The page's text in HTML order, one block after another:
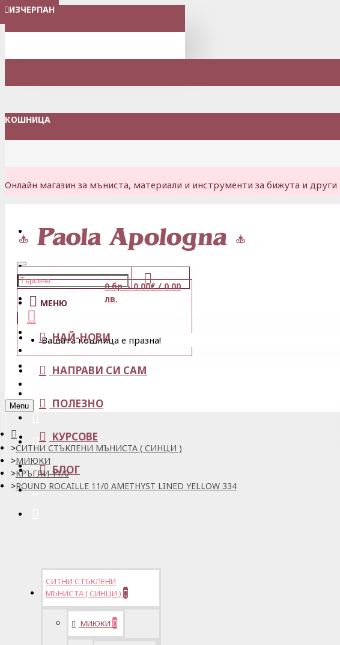
МЕНЮ
КОШНИЦА
Онлайн магазин за мъниста, материали и инструменти за бижута и
Вход
Магазини
Любими
0 бр. - 0.00€ / 0.00
лв.
Вашата кошница е празна!
МЕНЮ
НАЙ-НОВИ
НАПРАВИ СИ САМ
ПОЛЕЗНО
КУРСОВЕ
БЛОГ
Menu
СИТНИ СТЪКЛЕНИ МЪНИСТА ( СИНЦИ )
МИЮКИ
КРЪГЛИ 11/0
ROUND ROCAILLE 11/0 AMETHYST LINED YELLOW 334
СИТНИ СТЪКЛЕНИ
МЪНИСТА ( СИНЦИ )
МИЮКИ
ИЗЧЕРПАН
ИЗЧЕРПАН
ИЗЧЕРПАН